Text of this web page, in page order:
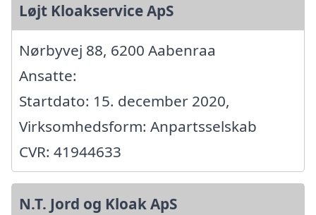
Løjt Kloakservice ApS
Nørbyvej 88, 6200 Aabenraa
Ansatte:
Startdato: 15. december 2020,
Virksomhedsform: Anpartsselskab
CVR: 41944633
N.T. Jord og Kloak ApS